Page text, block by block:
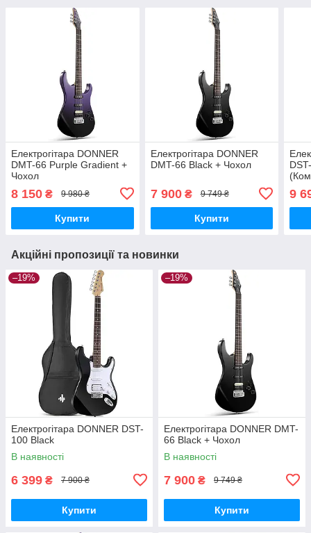
Електрогітара DONNER
DMT-66 Purple Gradient +
Чохол
8 150 ₴ 9 980 ₴
Купити
Електрогітара DONNER
DMT-66 Black + Чохол
7 900₴ 9 749 ₴
Купити
9
Акційні пропозиції та новинки
–19%
Електрогітара DONNER DST-
100 Black
В наявності
6 399 ₴ 7 900 ₴
Купити
–19%
Електрогітара DONNER DMT-
66 Black + Чохол
В наявності
7 900 ₴ 9 749 ₴
Купити